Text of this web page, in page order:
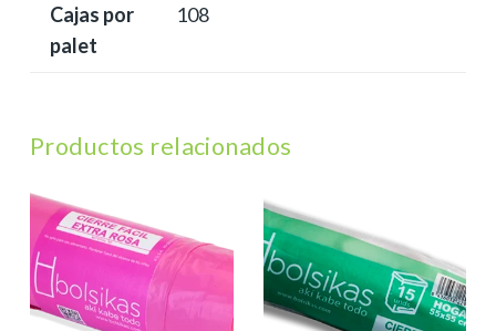
Cajas por
palet
108
Productos relacionados